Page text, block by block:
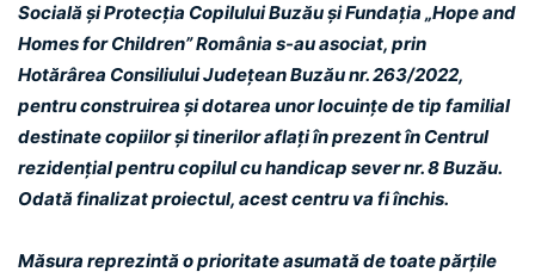
Socială și Protecția Copilului Buzău și Fundația „Hope and
Homes for Children” România s-au asociat, prin
Hotărârea Consiliului Județean Buzău nr. 263/2022,
pentru construirea și dotarea unor locuințe de tip familial
destinate copiilor și tinerilor aflați în prezent în Centrul
rezidențial pentru copilul cu handicap sever nr. 8 Buzău.
Odată finalizat proiectul, acest centru va fi închis.
Măsura reprezintă o prioritate asumată de toate părțile